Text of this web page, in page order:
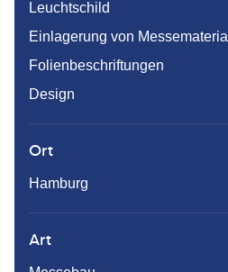
Leuchtschild
Einlagerung von Messematerial
Folienbeschriftungen
Design
Ort
Hamburg
Art